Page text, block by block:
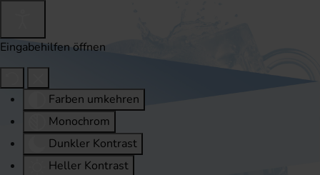
Eingabehilfen öffnen
Farben umkehren
Monochrom
Dunkler Kontrast
Heller Kontrast